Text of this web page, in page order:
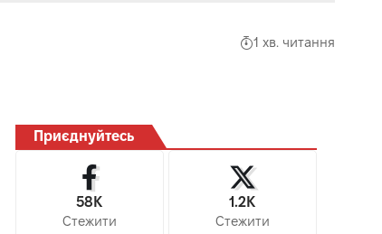
1 хв. читання
Приєднуйтесь
58K
Стежити
1.2K
Стежити